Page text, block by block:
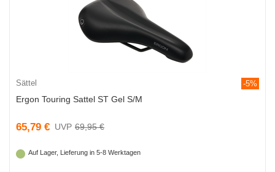
Sättel -5%
Ergon Touring Sattel ST Gel S/M
65,79 € 69,95 €
Auf Lager, Lieferung in 5-8 Werktagen